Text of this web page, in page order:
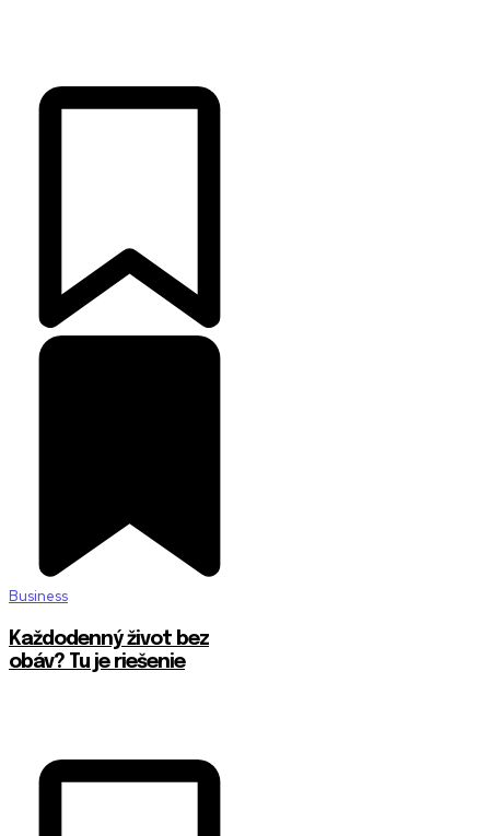
Business
Každodenný život bez
obáv? Tu je riešenie